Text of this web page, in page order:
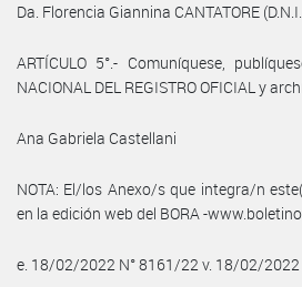
Da. Florencia Giannina CANTATORE
ARTÍCULO 5°.- Comuníquese,
NACIONAL DEL REGISTRO OFICIAL y
Ana Gabriela Castellani
NOTA: El/los Anexo/s que integra/n
en la edición web del BORA -
e. 18/02/2022 N° 8161/22 v. 18/02/2022